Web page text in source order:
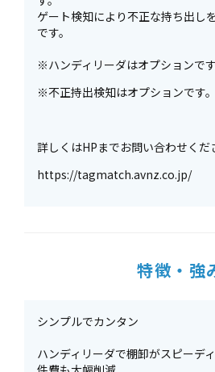
ゲート検知により不正な持ち出し
です。
※ハンディリーダはオプションです
※不正持出検知はオプションです。
詳しくはHPまでお問い合わせくだ
https://tagmatch.avnz.co.jp/
特徴・強
シンプルでカンタン
ハンディリーダで棚卸がスピーデ